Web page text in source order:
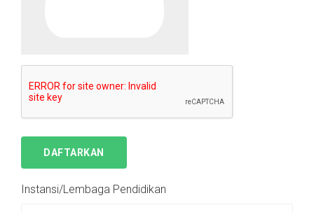
DAFTARKAN
Instansi/Lembaga Pendidikan